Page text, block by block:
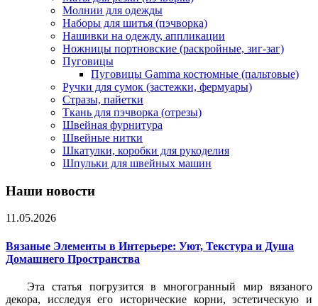
Молнии для одежды
Наборы для шитья (пэчворка)
Нашивки на одежду, аппликации
Ножницы портновские (раскройные, зиг-заг)
Пуговицы
Пуговицы Gamma костюмные (пальтовые)
Ручки для сумок (застежки, фермуары)
Стразы, пайетки
Ткань для пэчворка (отрезы)
Швейная фурнитура
Швейные нитки
Шкатулки, коробки для рукоделия
Шпульки для швейных машин
Наши новости
11.05.2026
Вязаные Элементы в Интерьере: Уют, Текстура и Душа
Домашнего Пространства
Эта статья погрузится в многогранный мир вязаного
декора, исследуя его исторические корни, эстетическую и